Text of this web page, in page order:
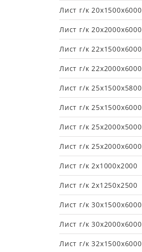
Лист г/к 20х1500х6000
Лист г/к 20х2000х6000
Лист г/к 22х1500х6000
Лист г/к 22х2000х6000
Лист г/к 25х1500х5800
Лист г/к 25х1500х6000
Лист г/к 25х2000х5000
Лист г/к 25х2000х6000
Лист г/к 2х1000х2000
Лист г/к 2х1250х2500
Лист г/к 30х1500х6000
Лист г/к 30х2000х6000
Лист г/к 32х1500х6000